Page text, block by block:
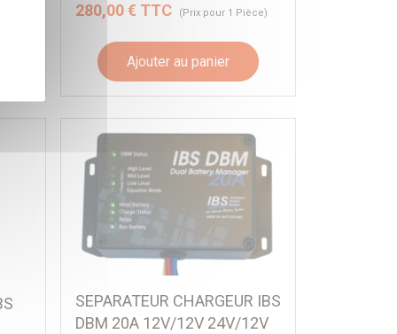
280,00 € TTC (Prix pour 1 Pièce)
Ajouter au panier
SEPARATEUR CHARGEUR IBS
DBM 20A 12V/12V 24V/12V